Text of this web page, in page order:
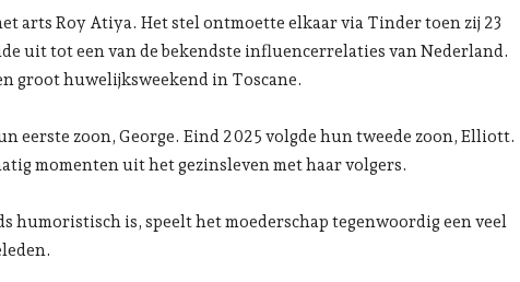
arts Roy Atiya. Het stel ontmoette elkaar via Tinder toen zij 23
uit tot een van de bekendste influencerrelaties van Nederland.
groot huwelijksweekend in Toscane.
eerste zoon, George. Eind 2025 volgde hun tweede zoon, Elliott.
momenten uit het gezinsleven met haar volgers.
humoristisch is, speelt het moederschap tegenwoordig een veel